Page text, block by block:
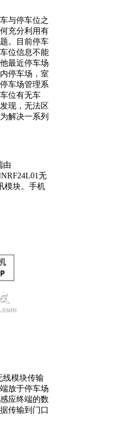
与停车位之
充分利用有
。目前停车
位信息不能
最近停车场
停车场，室
车场管理系
位有无车
现，无法区
解决一系列
由
无
模块。手机
线模块传输
放于停车场
应终端的数
传输到门口